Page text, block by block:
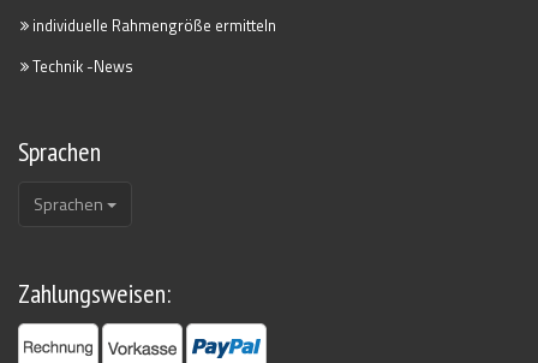
individuelle Rahmengröße ermitteln
Technik -News
Sprachen
Sprachen
Zahlungsweisen: